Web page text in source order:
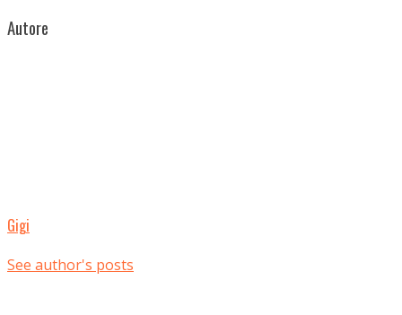
Autore
Gigi
See author's posts